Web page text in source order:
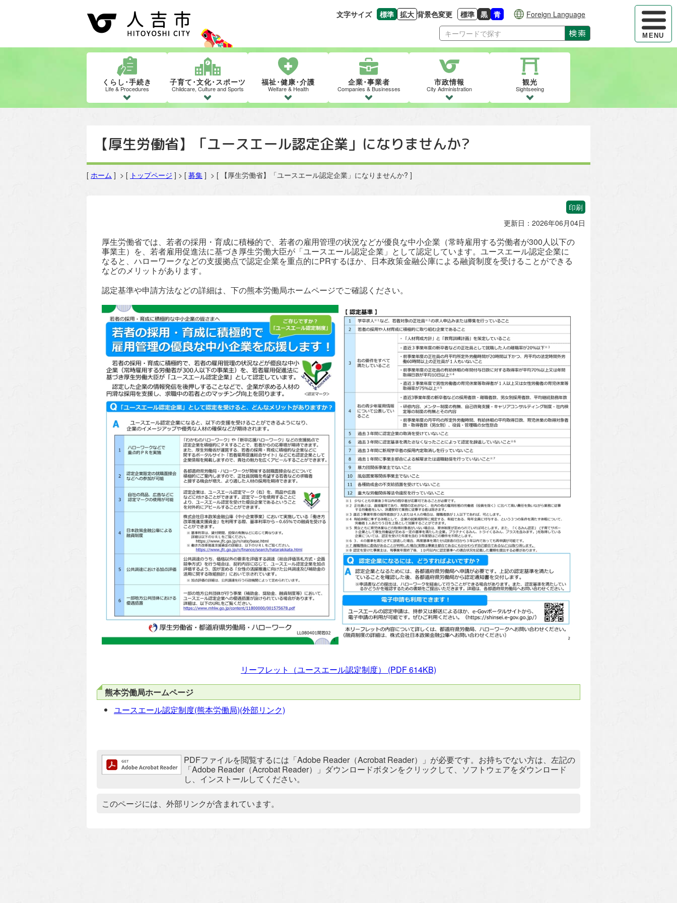
ハンバー
MENU
文字サイズ 標準
文字の大きさをもとの大きさに戻す
拡大
文字を大きくする
背景色変更 標準
背景色の変更：白
黒
背景色の変更：黒
青
背景色の変更：青
Foreign Language
検索
くらし･手続き
Life & Procedures
子育て･文化･スポーツ
Childcare, Culture and Sports
福祉･健康･介護
Welfare & Health
企業･事業者
Companies & Businesses
市政情報
City Administration
観光
Sightseeing
【厚生労働省】「ユースエール認定企業」になりませんか?
[ ホーム ] > [ トップページ ] > [ 募集 ] > [ 【厚生労働省】「ユースエール認定企業」になりませんか? ]
印刷
更新日：2026年06月04日
厚生労働省では、若者の採用・育成に積極的で、若者の雇用管理の状況などが優良な中小企業（常時雇用する労働者が300人以下の
事業主）を、若者雇用促進法に基づき厚生労働大臣が「ユースエール認定企業」として認定しています。ユースエール認定企業に
なると、ハローワークなどの支援拠点で認定企業を重点的にPRするほか、日本政策金融公庫による融資制度を受けることができる
などのメリットがあります。
認定基準や申請方法などの詳細は、下の熊本労働局ホームページでご確認ください。
リーフレット（ユースエール認定制度）
(PDF 614KB)
熊本労働局ホームページ
ユースエール認定制度(熊本労働局)(外部リンク)
追加情報：PDFファイルPDFファイルを閲覧するには「Adobe Reader（Acrobat Reader）」が必要です。お持ちでない方は、左記の
「Adobe Reader（Acrobat Reader）」ダウンロードボタンをクリックして、ソフトウェアをダウンロード
し、インストールしてください。
追加情報：外部リンク
このページには、外部リンクが含まれています。